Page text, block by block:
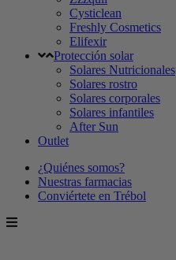
Cysticlean
Freshly Cosmetics
Elifexir
Protección solar
Solares Nutricionales
Solares rostro
Solares corporales
Solares infantiles
After Sun
Outlet
¿Quiénes somos?
Nuestras farmacias
Conviértete en Trébol